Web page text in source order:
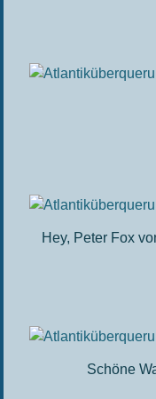
Hey, Peter Fox
Schöne